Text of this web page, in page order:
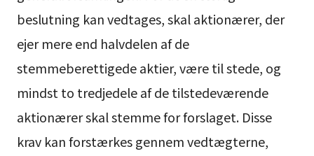
beslutning kan vedtages, skal aktionærer, der
ejer mere end halvdelen af de
stemmeberettigede aktier, være til stede, og
mindst to tredjedele af de tilstedeværende
aktionærer skal stemme for forslaget. Disse
krav kan forstærkes gennem vedtægterne,